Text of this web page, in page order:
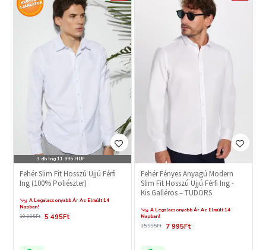
3 db Ing 11.995 HUF
Fehér Slim Fit Hosszú Ujjú Férfi
Ing (100% Poliészter)
A Legalacsonyabb Ár Az Elmúlt 14
Napban!
5 495Ft
10 995Ft
Fehér Fényes Anyagú Modern
Slim Fit Hosszú Ujjú Férfi Ing -
Kis Galléros – TUDORS
A Legalacsonyabb Ár Az Elmúlt 14
Napban!
7 995Ft
15 995Ft